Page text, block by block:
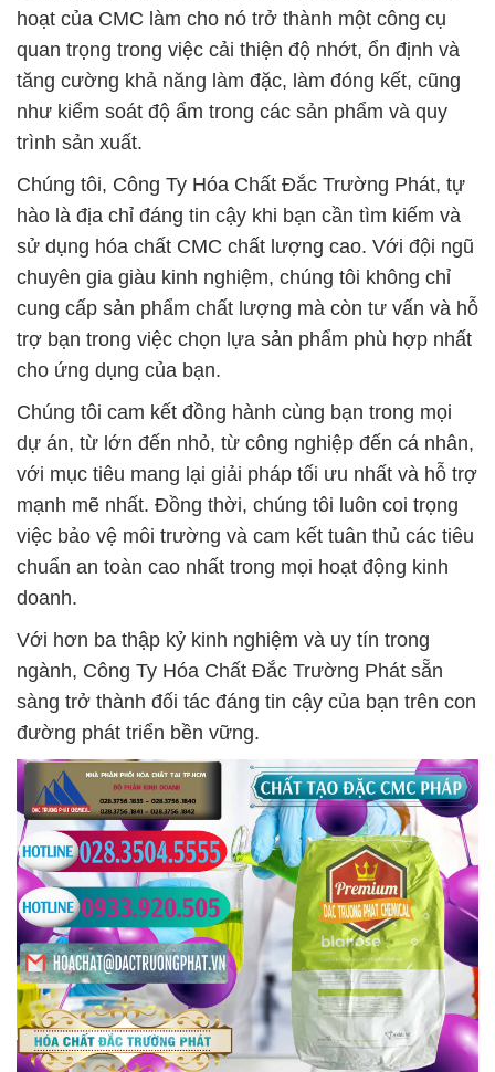
hoạt của CMC làm cho nó trở thành một công cụ
quan trọng trong việc cải thiện độ nhớt, ổn định và
tăng cường khả năng làm đặc, làm đóng kết, cũng
như kiểm soát độ ẩm trong các sản phẩm và quy
trình sản xuất.
Chúng tôi, Công Ty Hóa Chất Đắc Trường Phát, tự
hào là địa chỉ đáng tin cậy khi bạn cần tìm kiếm và
sử dụng hóa chất CMC chất lượng cao. Với đội ngũ
chuyên gia giàu kinh nghiệm, chúng tôi không chỉ
cung cấp sản phẩm chất lượng mà còn tư vấn và hỗ
trợ bạn trong việc chọn lựa sản phẩm phù hợp nhất
cho ứng dụng của bạn.
Chúng tôi cam kết đồng hành cùng bạn trong mọi
dự án, từ lớn đến nhỏ, từ công nghiệp đến cá nhân,
với mục tiêu mang lại giải pháp tối ưu nhất và hỗ trợ
mạnh mẽ nhất. Đồng thời, chúng tôi luôn coi trọng
việc bảo vệ môi trường và cam kết tuân thủ các tiêu
chuẩn an toàn cao nhất trong mọi hoạt động kinh
doanh.
Với hơn ba thập kỷ kinh nghiệm và uy tín trong
ngành, Công Ty Hóa Chất Đắc Trường Phát sẵn
sàng trở thành đối tác đáng tin cậy của bạn trên con
đường phát triển bền vững.